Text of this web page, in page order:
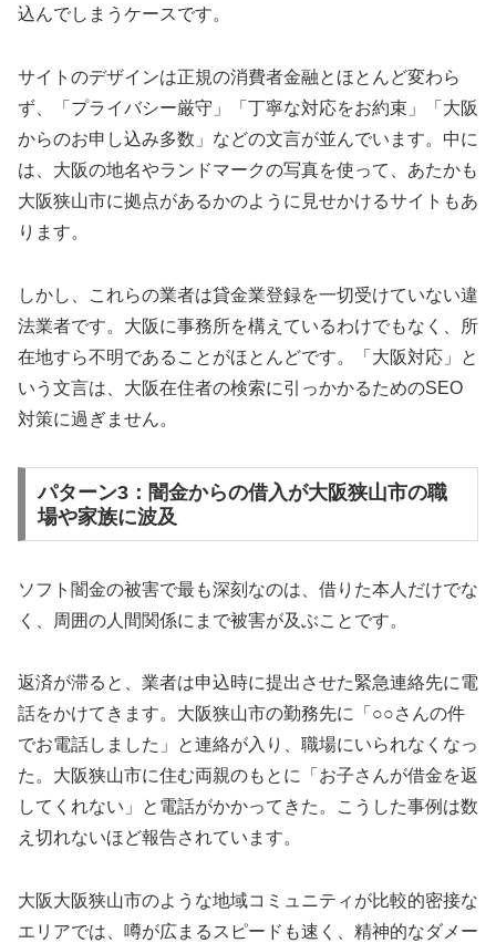
込んでしまうケースです。
サイトのデザインは正規の消費者金融とほとんど変わら
ず、「プライバシー厳守」「丁寧な対応をお約束」「大阪
からのお申し込み多数」などの文言が並んでいます。中に
は、大阪の地名やランドマークの写真を使って、あたかも
大阪狭山市に拠点があるかのように見せかけるサイトもあ
ります。
しかし、これらの業者は貸金業登録を一切受けていない違
法業者です。大阪に事務所を構えているわけでもなく、所
在地すら不明であることがほとんどです。「大阪対応」と
いう文言は、大阪在住者の検索に引っかかるためのSEO
対策に過ぎません。
パターン3：闇金からの借入が大阪狭山市の職
場や家族に波及
ソフト闇金の被害で最も深刻なのは、借りた本人だけでな
く、周囲の人間関係にまで被害が及ぶことです。
返済が滞ると、業者は申込時に提出させた緊急連絡先に電
話をかけてきます。大阪狭山市の勤務先に「○○さんの件
でお電話しました」と連絡が入り、職場にいられなくなっ
た。大阪狭山市に住む両親のもとに「お子さんが借金を返
してくれない」と電話がかかってきた。こうした事例は数
え切れないほど報告されています。
大阪大阪狭山市のような地域コミュニティが比較的密接な
エリアでは、噂が広まるスピードも速く、精神的なダメー